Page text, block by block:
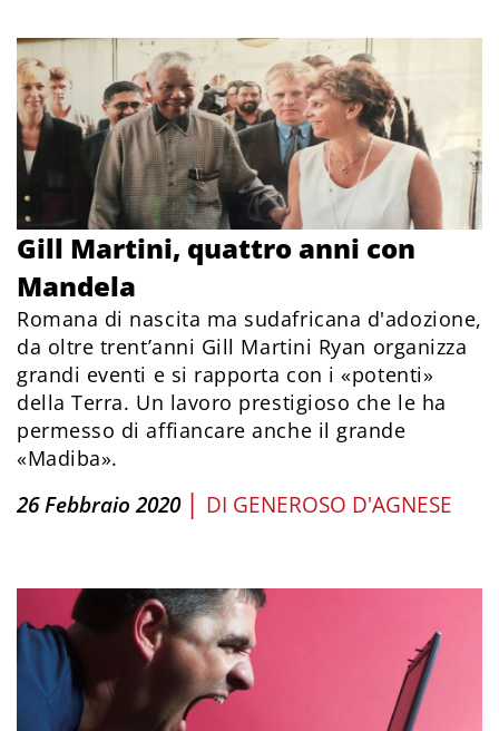
Gill Martini, quattro anni con
Mandela
Romana di nascita ma sudafricana d'adozione,
da oltre trent’anni Gill Martini Ryan organizza
grandi eventi e si rapporta con i «potenti»
della Terra. Un lavoro prestigioso che le ha
permesso di affiancare anche il grande
«Madiba».
26 Febbraio 2020 | DI GENEROSO D'AGNESE